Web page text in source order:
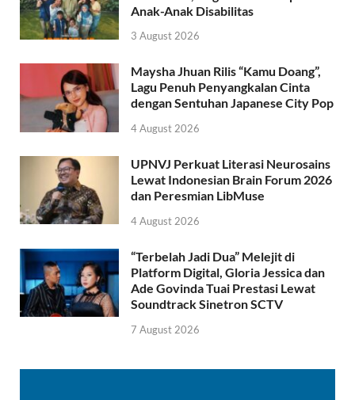
Anak-Anak Disabilitas
3 August 2026
Maysha Jhuan Rilis “Kamu Doang”,
Lagu Penuh Penyangkalan Cinta
dengan Sentuhan Japanese City Pop
4 August 2026
UPNVJ Perkuat Literasi Neurosains
Lewat Indonesian Brain Forum 2026
dan Peresmian LibMuse
4 August 2026
“Terbelah Jadi Dua” Melejit di
Platform Digital, Gloria Jessica dan
Ade Govinda Tuai Prestasi Lewat
Soundtrack Sinetron SCTV
7 August 2026